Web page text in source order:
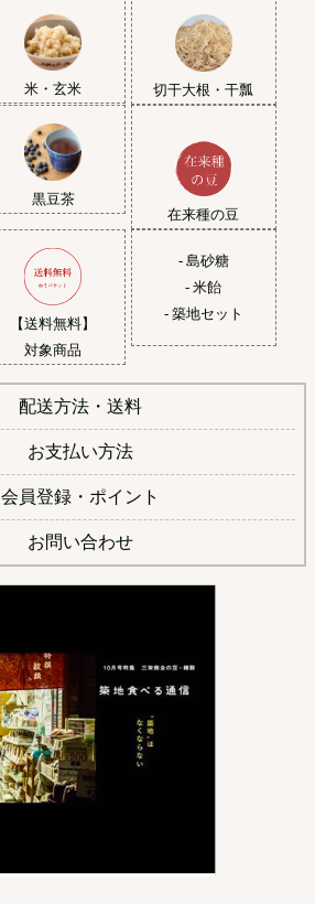
米・玄米 切干大根・干瓢
黒豆茶
在来種の豆
【送料無料】
対象商品
- 島砂糖
- 米飴
- 築地セット
配送方法・送料
お支払い方法
会員登録・ポイント
お問い合わせ